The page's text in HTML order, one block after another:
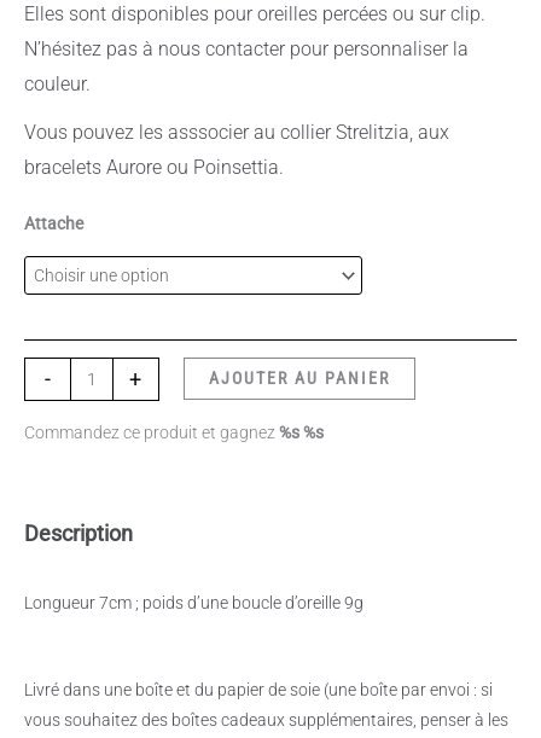
Elles sont disponibles pour oreilles percées ou sur clip.
N’hésitez pas à nous contacter pour personnaliser la
couleur.
Vous pouvez les asssocier au collier Strelitzia, aux
bracelets Aurore ou Poinsettia.
Attache
- + AJOUTER AU PANIER
Commandez ce produit et gagnez %s %s
Description
Longueur 7cm ; poids d’une boucle d’oreille 9g
Livré dans une boîte et du papier de soie (une boîte par envoi : si
vous souhaitez des boîtes cadeaux supplémentaires, penser à les